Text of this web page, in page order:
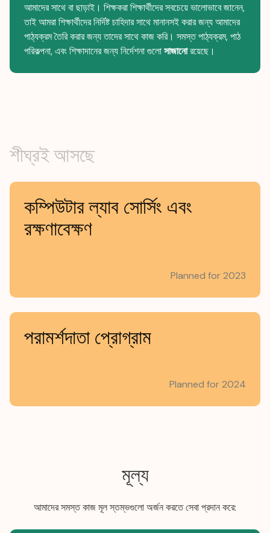
আমাদের সাথে বা ছাড়াই। শিক্ষকরা শিক্ষার্থীদের সবচেয়ে ভালোভাবে জানেন,
তাই আমরা শিক্ষার্থীদের নির্দিষ্ট চাহিদার সাথে মানানসই করার জন্য আমাদের
পাঠ্যক্রম তৈরি করার জন্য তাদের সাথে কাজ করি। সমস্ত পাঠ্যক্রম, পাঠ
পরিকল্পনা, এবং শিক্ষাদানের জন্য নির্দেশনা গুলোসাজানোরয়েছে।
শীঘ্রই আসছে
কম্পিউটার ল্যাব সোর্সিং এবং
রক্ষণাবেক্ষণ
Planned for 2023
পরামর্শদাতা প্রোগ্রাম
Planned for 2024
মূল্য
আমাদের সমস্ত কাজ মূল স্তম্ভগুলো অর্জন করতে সেবা প্রদান করে: